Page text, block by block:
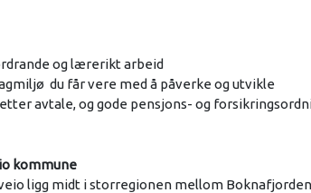
og lærerikt arbeid
du får vere med å påverke og utvikle
avtale, og gode pensjons- og
kommune
ligg midt i storregionen mellom